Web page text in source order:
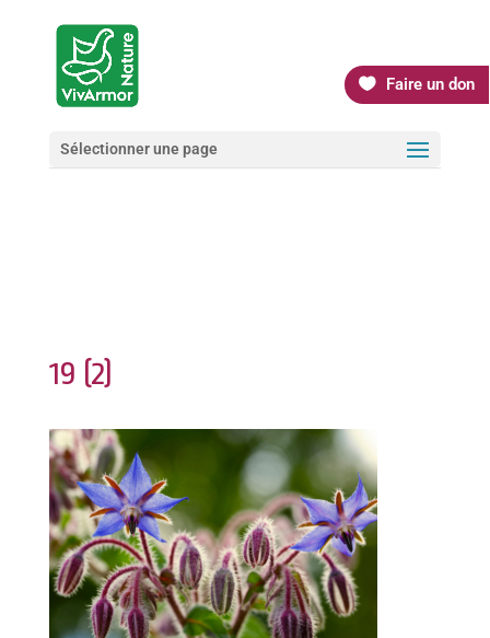
Faire un don
Sélectionner une page
19 (2)